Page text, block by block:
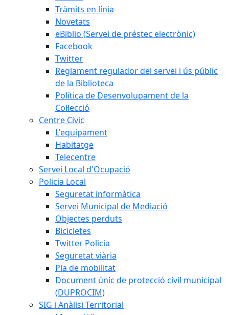
Tràmits en línia
Novetats
eBiblio (Servei de préstec electrònic)
Facebook
Twitter
Reglament regulador del servei i ús públic
de la Biblioteca
Política de Desenvolupament de la
Col·lecció
Centre Civic
L'equipament
Habitatge
Telecentre
Servei Local d'Ocupació
Policia Local
Seguretat informàtica
Servei Municipal de Mediació
Objectes perduts
Bicicletes
Twitter Policia
Seguretat viària
Pla de mobilitat
Document únic de protecció civil municipal
(DUPROCIM)
SIG i Anàlisi Territorial